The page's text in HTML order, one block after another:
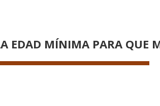
EDAD MÍNIMA PARA QUE